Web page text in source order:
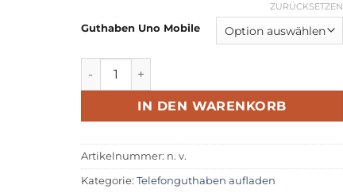
Guthaben Uno Mobile
ZURÜCKSETZEN
Uno Mobile Ricarica Menge
IN DEN WARENKORB
Artikelnummer: n. v.
Kategorie: Telefonguthaben aufladen